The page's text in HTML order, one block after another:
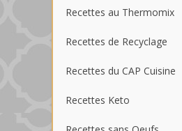
Recettes au Thermomix
Recettes de Recyclage
Recettes du CAP Cuisine
Recettes Keto